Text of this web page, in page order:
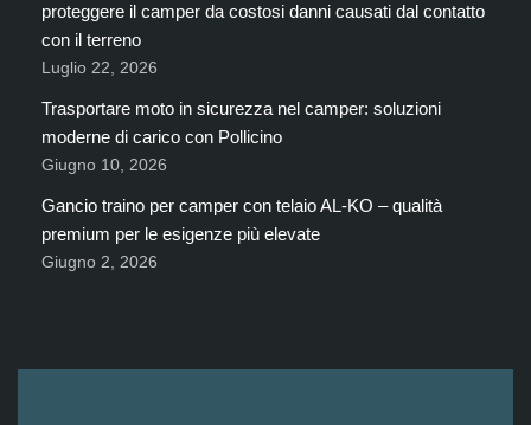
proteggere il camper da costosi danni causati dal contatto
con il terreno
Luglio 22, 2026
Trasportare moto in sicurezza nel camper: soluzioni
moderne di carico con Pollicino
Giugno 10, 2026
Gancio traino per camper con telaio AL-KO – qualità
premium per le esigenze più elevate
Giugno 2, 2026